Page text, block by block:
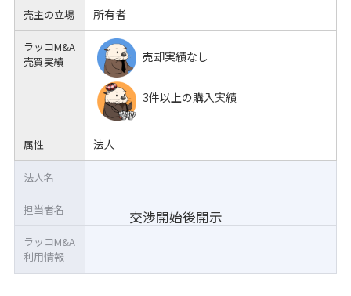
売主の立場 所有者
ラッコM&A
売買実績
売却実績なし
3件以上の購入実績
属性 法人
交渉開始後開示
法人名
担当者名
ラッコM&A
利用情報